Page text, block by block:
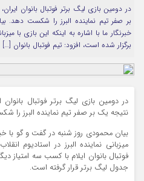
مرا به خاطر بسپار
در دومین بازی لیگ برتر فوتبال بانوان
بر صفر تیم نماینده البرز را شکست دهد.
خبرنگار ما با اشاره به اینکه این بازی با
برگزار شده است، افزود: تیم فوتبال بانوان […]
در دومین بازی لیگ برتر فوتبال بانوان
نتیجه یک بر صفر تیم نماینده البرز را
بیان محمودی روز شنبه در گفت و گو با
میزبانی نماینده البرز در استادیوم
جدول لیگ برتر قرار گرفته است.